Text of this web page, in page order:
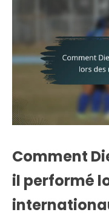
Comment
il performé